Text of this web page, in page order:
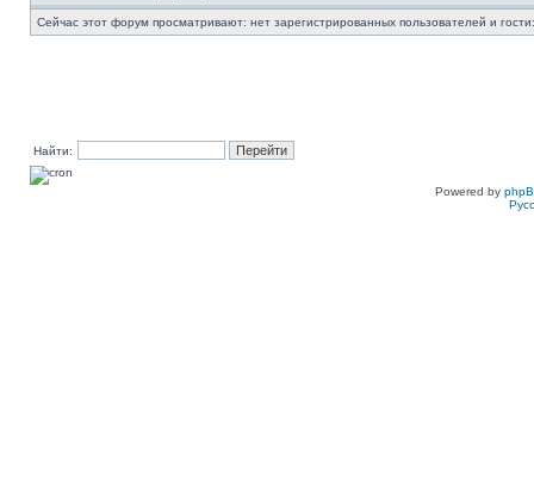
Сейчас этот форум просматривают: нет зарегистрированных пользователей и
Найти:
Powered by